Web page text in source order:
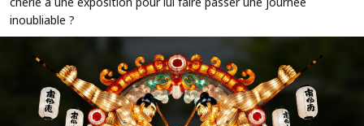
inoubliable ?